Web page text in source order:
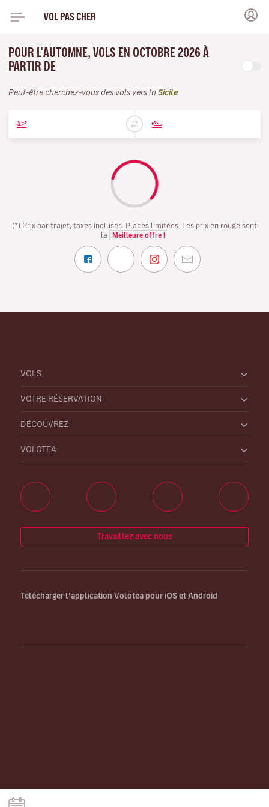
VOL PAS CHER
POUR L'AUTOMNE, VOLS EN OCTOBRE 2026 À
PARTIR DE
Peut-être cherchez-vous des vols vers la Sicile
(*) Prix par trajet, taxes incluses. Places limitées. Les prix en rouge sont
la
Meilleure offre !
VOLS
VOTRE RÉSERVATION
DÉCOUVREZ
VOLOTEA
Travaillez avec nous
Télécharger l’application Volotea pour iOS et Android